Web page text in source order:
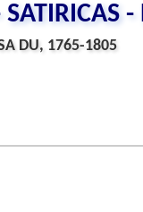
-
DU, 1765-1805